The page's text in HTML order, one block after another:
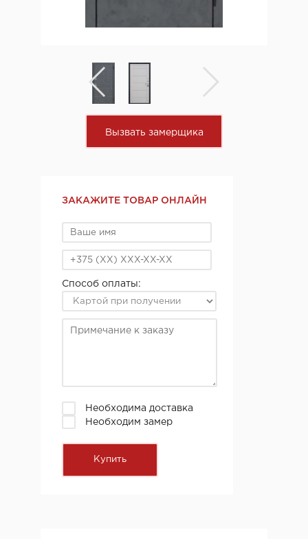
Вызвать замерщика
ЗАКАЖИТЕ ТОВАР ОНЛАЙН
Способ оплаты:
Необходима доставка
Необходим замер